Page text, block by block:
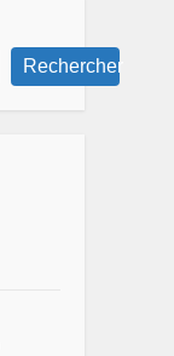
Rechercher